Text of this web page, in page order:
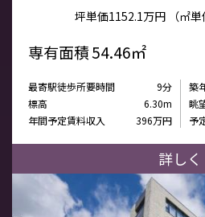
坪単価1152.1万円 （㎡
専有面積54.46㎡
最寄駅徒歩所要時間
9分
標高
6.30m
年間予定賃料収入
396万円
築
眺
予
詳しく